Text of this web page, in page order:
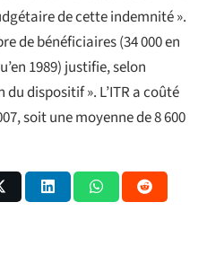
de cette indemnité ».
de bénéficiaires (34 000 en
1989) justifie, selon
dispositif ». L’ITR a coûté
soit une moyenne de 8 600